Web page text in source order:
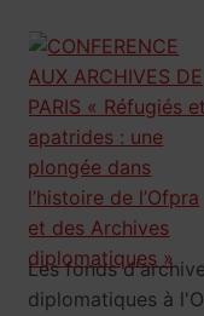
Les fonds
diplomatiques à